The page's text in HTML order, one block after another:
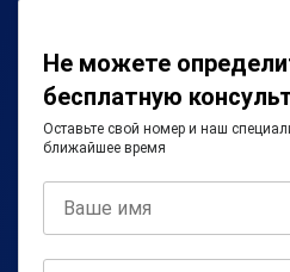
Не можете
бесплатную
Оставьте свой номер и наш
ближайшее время